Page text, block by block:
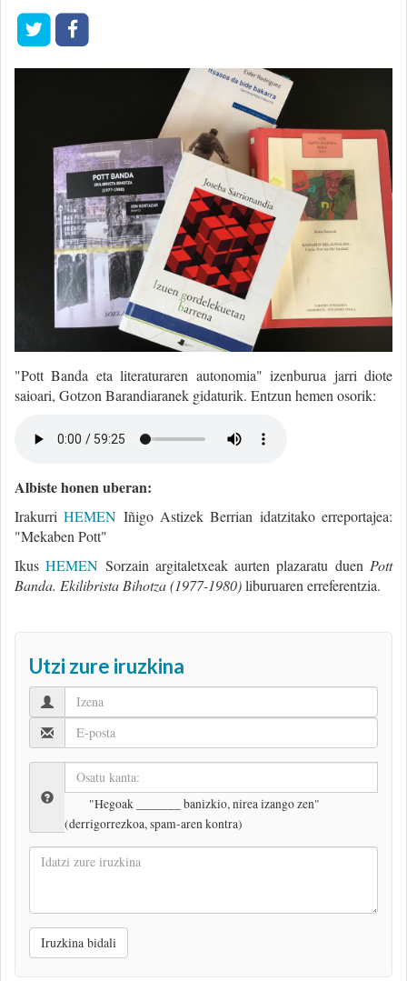
"Pott Banda eta literaturaren autonomia" izenburua jarri diote
saioari, Gotzon Barandiaranek gidaturik. Entzun hemen osorik:
Albiste honen uberan:
IrakurriHEMEN Iñigo Astizek Berrian idatzitako erreportajea:
"Mekaben Pott"
IkusHEMEN Sorzain argitaletxeak aurten plazaratu duen Pott
Banda. Ekilibrista Bihotza (1977-1980)liburuaren erreferentzia.
Utzi zure iruzkina
"Hegoak _______ banizkio, nirea izango zen"
(derrigorrezkoa, spam-aren kontra)
Idatzi
Iruzkina bidali